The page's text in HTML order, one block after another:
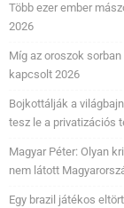
Több ezer ember
2026
Míg az oroszok
kapcsolt 2026
Bojkottálják a
tesz le a privatizációs
Magyar Péter: Olyan
nem látott
Egy brazil játékos